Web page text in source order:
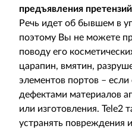
предъявления
Речь идет об бывшем в
поэтому Вы не можете
поводу его
царапин, вмятин,
элементов портов –
дефектами материалов
или изготовления. Tele2
устранять повреждения